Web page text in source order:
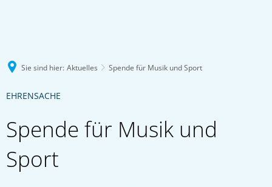
Sie sind hier: Aktuelles Spende für Musik und Sport
EHRENSACHE
Spende für Musik und
Sport